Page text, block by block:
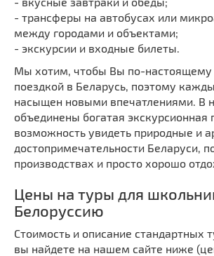
- трансферы на автобусах или
между городами и объектами;
- экскурсии и входные билеты.
Мы хотим, чтобы Вы по-настоящему
поездкой в Беларусь, поэтому
насыщен новыми впечатлениями. В
объединены богатая экскурсионная
возможность увидеть природные и
достопримечательности Беларуси,
производствах и просто хорошо
Цены на туры для
Белоруссию
Стоимость и описание стандартных
вы найдете на нашем сайте ниже